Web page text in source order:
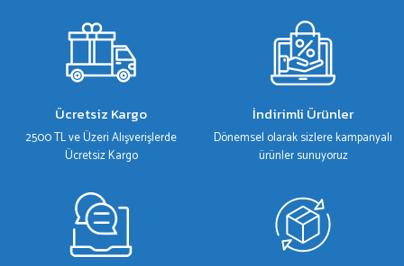
Ürün resmi kalitesiz, bozuk veya görüntülenemiyor.
Ürün açıklamasında eksik bilgiler bulunuyor.
Ürün fiyatı diğer sitelerden daha pahalı.
Bu ürüne benzer farklı alternatifler olmalı.
Ücretsiz Kargo
2500 TL ve Üzeri Alışverişlerde
Ücretsiz Kargo
İndirimli Ürünler
Dönemsel olarak sizlere kampanyalı
ürünler sunuyoruz